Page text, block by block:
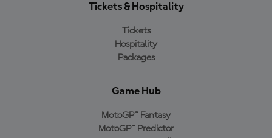
Tickets & Hospitality
Tickets
Hospitality
Packages
Game Hub
MotoGP™ Fantasy
MotoGP™ Predictor